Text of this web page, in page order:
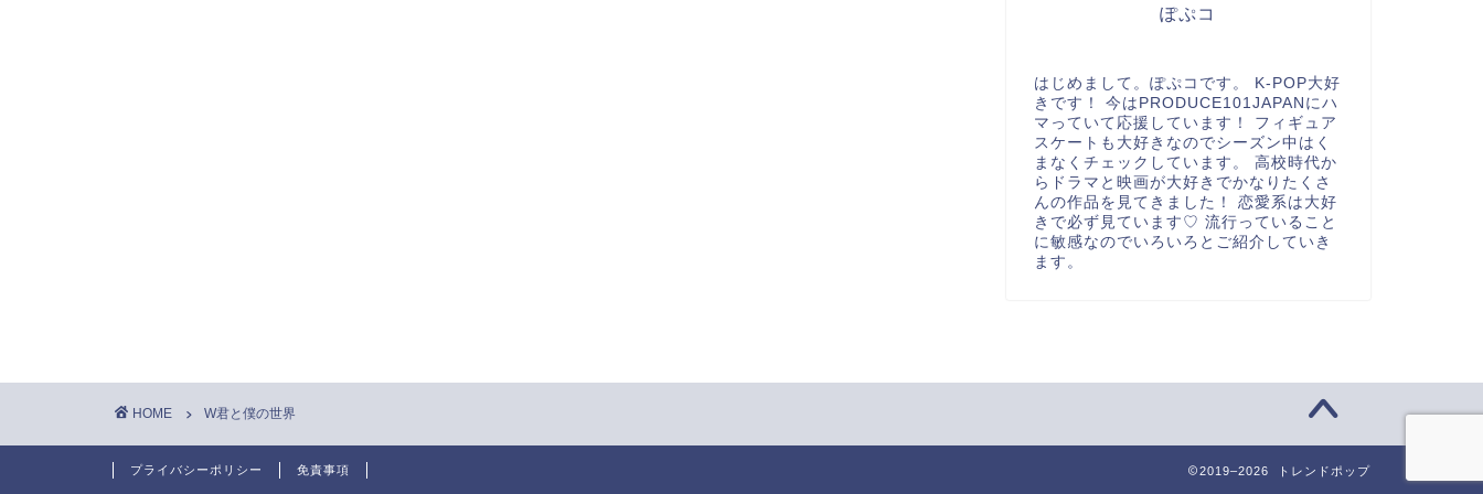
ぽぷコ
はじめまして。ぽぷコです。 K-POP大好
きです！ 今はPRODUCE101JAPANにハ
マっていて応援しています！ フィギュア
スケートも大好きなのでシーズン中はく
まなくチェックしています。 高校時代か
らドラマと映画が大好きでかなりたくさ
んの作品を見てきました！ 恋愛系は大好
きで必ず見ています♡ 流行っていること
に敏感なのでいろいろとご紹介していき
ます。
HOME W君と僕の世界
プライバシーポリシー 免責事項 2019–2026 トレンドポップ